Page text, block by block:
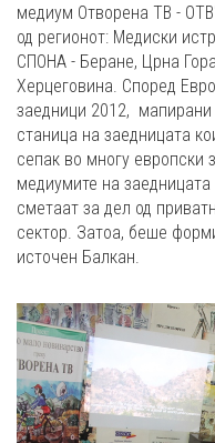
медиум Отворена ТВ -
од регионот: Медиски
СПОНА - Беране, Црна
Херцеговина. Според
заедници 2012, мапирани
станица на заедницата
сепак во многу европски
медиумите на
сметаат за дел од
сектор. Затоа, беше
источен Балкан.